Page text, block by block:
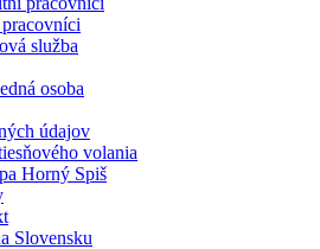
služba
osoba
údajov
volania
Horný Spiš
Slovensku